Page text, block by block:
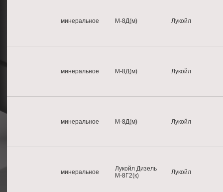
минеральное М-8Д(м) Лукойл
минеральное М-8Д(м) Лукойл
минеральное М-8Д(м) Лукойл
минеральное
Лукойл Дизель
М-8Г2(к)
Лукойл